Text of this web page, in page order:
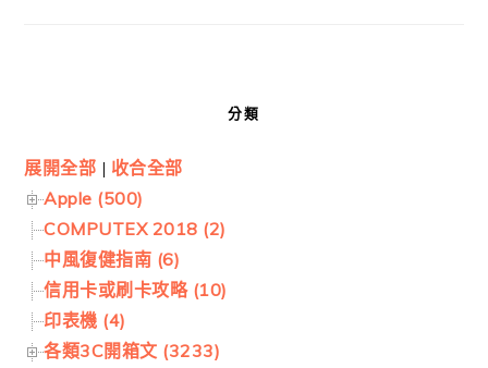
分類
展開全部 | 收合全部
Apple (500)
COMPUTEX 2018 (2)
中風復健指南 (6)
信用卡或刷卡攻略 (10)
印表機 (4)
各類3C開箱文 (3233)